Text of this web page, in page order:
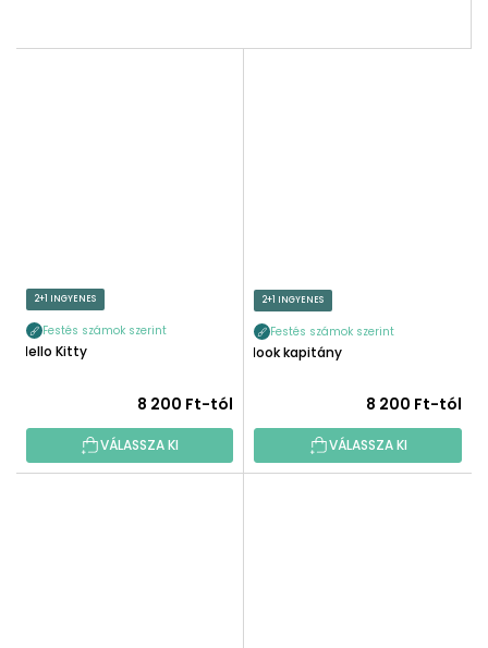
2+1 INGYENES
Festés számok szerint
Hello Kitty
8 200 Ft-tól
VÁLASSZA KI
2+1 INGYENES
Festés számok szerint
Hook kapitány
8 200 Ft-tól
VÁLASSZA KI